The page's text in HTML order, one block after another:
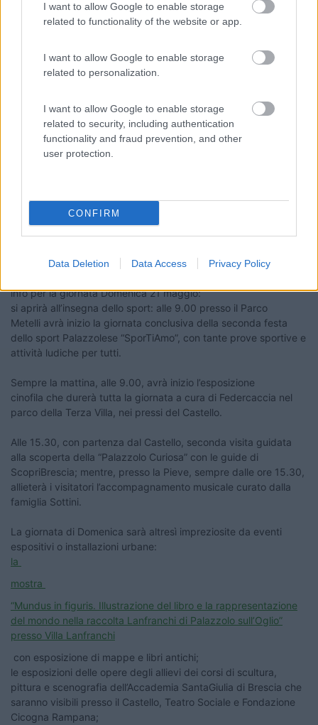
I want to allow Google to enable storage
related to functionality of the website or app.
I want to allow Google to enable storage
related to personalization.
I want to allow Google to enable storage
related to security, including authentication
functionality and fraud prevention, and other
user protection.
CONFIRM
Data Deletion Data Access Privacy Policy
Modificato da kusky il 13/05/2017 alle 15:40:25
kusky
info per la giornata Domenica 21 maggio:
si aprirà all’insegna dello sport: alle 9.00 presso il Parco
Metelli avrà inizio la giornata conclusiva della seconda festa
dello sport Palazzolese “SporTiAmo”, con tante prove sportive e
attività ludiche per tutti.
Sempre la mattina, alle 9.00, avrà inizio l’esposizione
cinofila che durerà tutta la giornata a cura di Federcaccia nel
parco della Terza Villa , nei pressi del Castello.
Alle 15.30, con partenza dal Castello , seconda visita guidata
alla scoperta della “Palazzolo Curiosa” con le guide di
ScopriBrescia; mentre, presso la Pieve , sempre dalle ore 15.30,
allieterà i visitatori l’accompagnamento musicale curato dalla
famiglia Sottini.
La giornata di Domenica sarà altresì impreziosite da eventi
espositivi o installazioni urbane:
la
mostra
“Mundus in figuris. Illustrazione del libro e la rappresentazione
del mondo nella raccolta Lanfranchi di Palazzolo sull’Oglio”
presso Villa Lanfranchi
con esposizione di mappe e libri antichi;
le esposizioni delle opere degli allievi dei corsi di scultura,
pittura e scenografia dell’Accademia SantaGiulia di Brescia che
saranno visibili presso il Castello, Teatro Sociale e Fondazione
Cicogna Rampana;